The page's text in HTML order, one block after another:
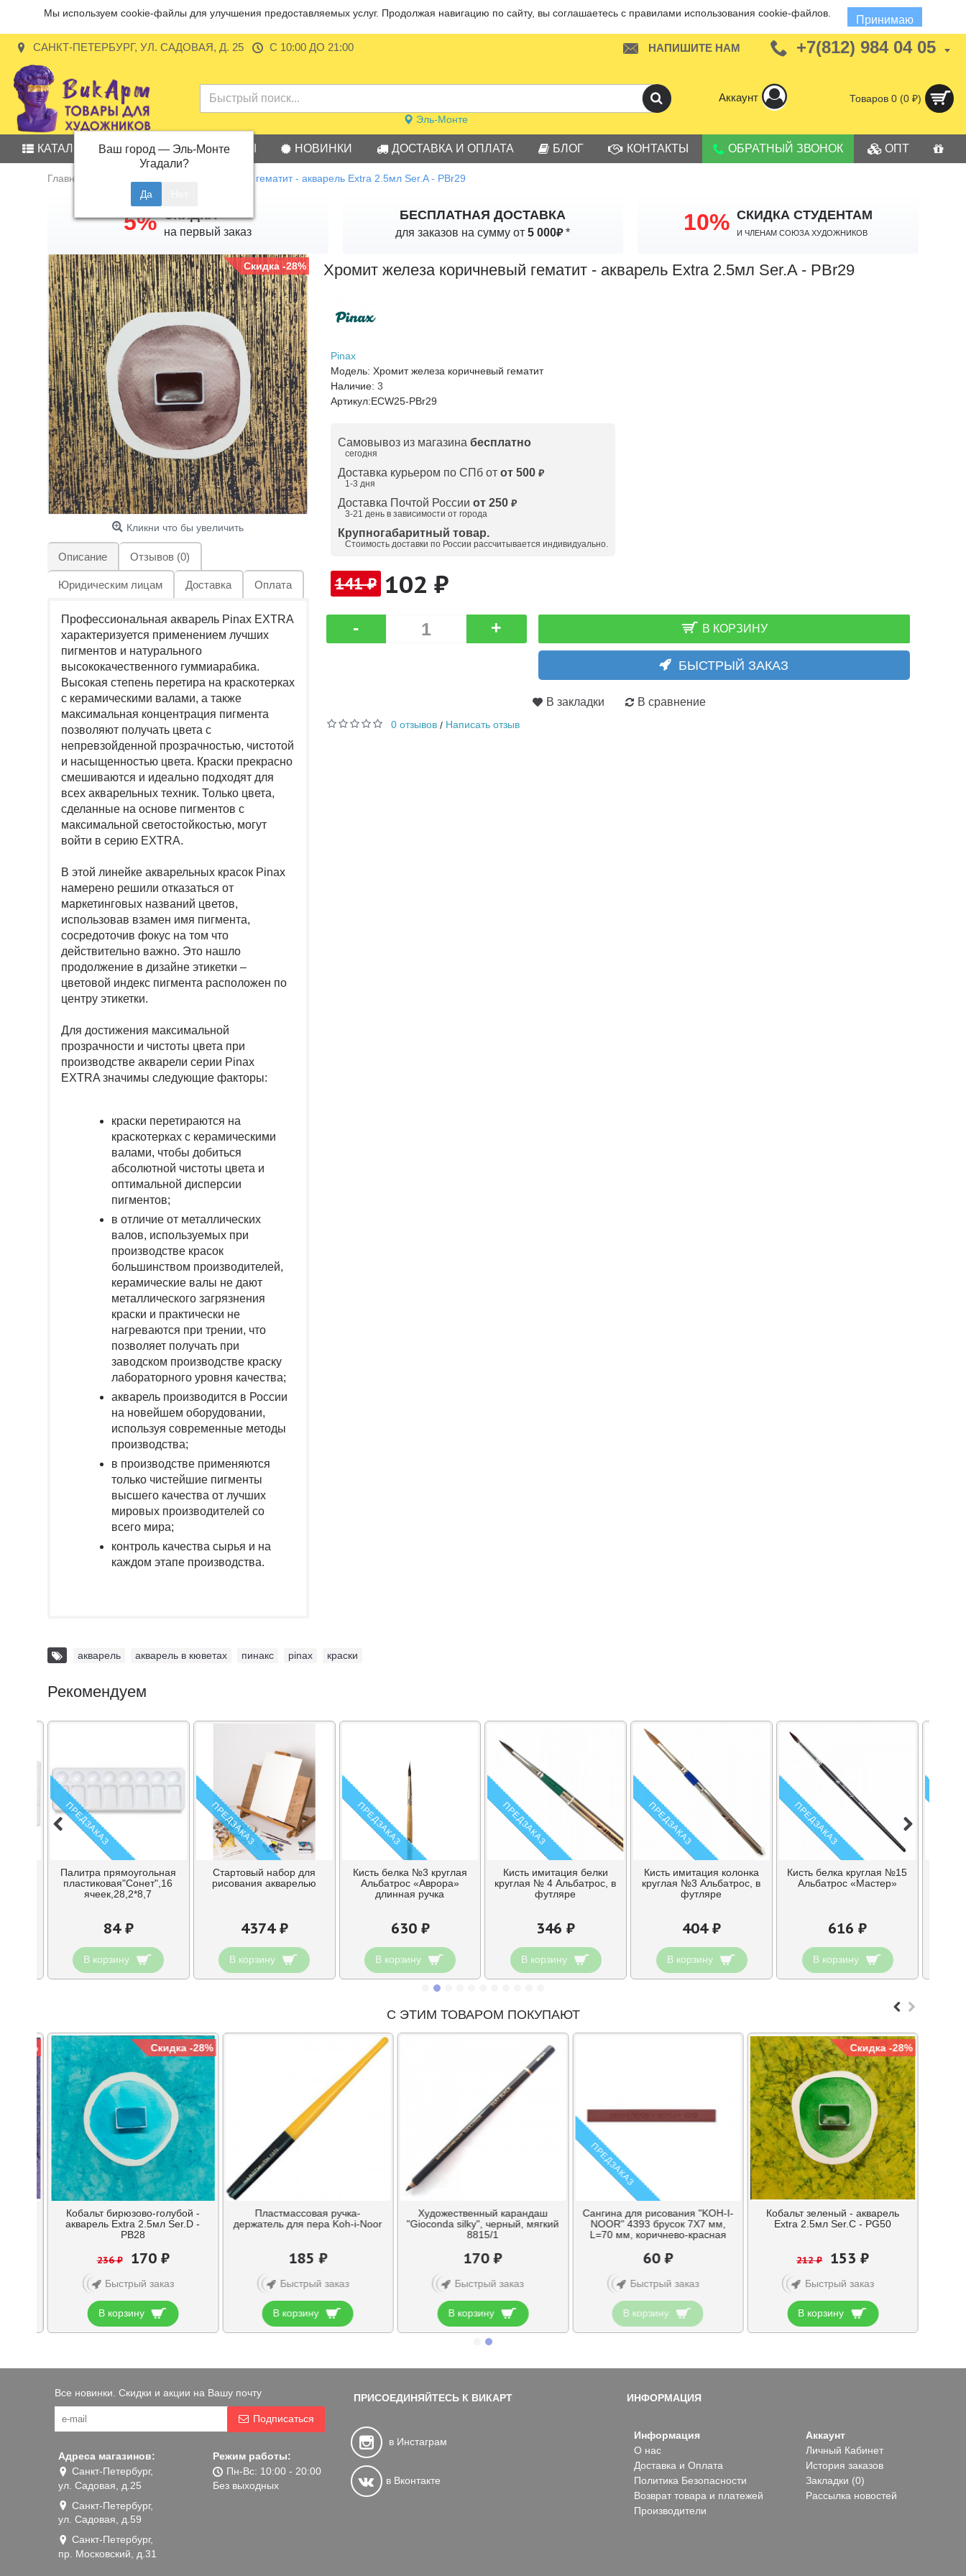
Мы используем cookie-файлы для улучшения предоставляемых услуг. Продолжая навигацию по сайту, вы соглашаетесь с правилами использования cookie-файлов.
Принимаю
САНКТ-ПЕТЕРБУРГ, УЛ. САДОВАЯ, Д. 25 С 10:00 ДО 21:00 НАПИШИТЕ НАМ +7(812) 984 04 05
Эль-Монте
Ваш город — Эль-Монте
Угадали?
Аккаунт Товаров 0 (0 ₽)
КАТАЛОГ АКЦИИ БРЕНДЫ НОВИНКИ ДОСТАВКА И ОПЛАТА БЛОГ КОНТАКТЫ ОБРАТНЫЙ ЗВОНОК ОПТ
Главная Хромит железа коричневый гематит - акварель Extra 2.5мл Ser.A - PBr29
5% СКИДКА
на первый заказ
БЕСПЛАТНАЯ ДОСТАВКА
для заказов на сумму от5 000₽* 10% СКИДКА СТУДЕНТАМ
И членам Союза Художников
Скидка -28%
Кликни что бы увеличить
Описание Отзывов (0)
Юридическим лицам Доставка Оплата
Профессиональная акварель Pinax EXTRA
характеризуется применением лучших
пигментов и натурального
высококачественного гуммиарабика.
Высокая степень перетира на краскотерках
с керамическими валами, а также
максимальная концентрация пигмента
позволяют получать цвета с
непревзойденной прозрачностью, чистотой
и насыщенностью цвета. Краски прекрасно
смешиваются и идеально подходят для
всех акварельных техник. Только цвета,
сделанные на основе пигментов с
максимальной светостойкостью, могут
войти в серию EXTRA.
В этой линейке акварельных красок Pinax
намерено решили отказаться от
маркетинговых названий цветов,
использовав взамен имя пигмента,
сосредоточив фокус на том что
действительно важно. Это нашло
продолжение в дизайне этикетки –
цветовой индекс пигмента расположен по
центру этикетки.
Для достижения максимальной
прозрачности и чистоты цвета при
производстве акварели серии Pinax
EXTRA значимы следующие факторы:
краски перетираются на
краскотерках с керамическими
валами, чтобы добиться
абсолютной чистоты цвета и
оптимальной дисперсии
пигментов;
в отличие от металлических
валов, используемых при
производстве красок
большинством производителей,
керамические валы не дают
металлического загрязнения
краски и практически не
нагреваются при трении, что
позволяет получать при
заводском производстве краску
лабораторного уровня качества;
акварель производится в России
на новейшем оборудовании,
используя современные методы
производства;
в производстве применяются
только чистейшие пигменты
высшего качества от лучших
мировых производителей со
всего мира;
контроль качества сырья и на
каждом этапе производства.
Хромит железа коричневый гематит - акварель Extra 2.5мл Ser.A - PBr29
Pinax
Модель: Хромит железа коричневый гематит
Наличие: 3
Артикул:ECW25-PBr29
Самовывоз из магазина бесплатно
сегодня
Доставка курьером по СПб от от 500 ₽
1-3 дня
Доставка Почтой России от 250 ₽
3-21 день в зависимости от города
Крупногабаритный товар.
Стоимость доставки по России рассчитывается индивидуально.
141 ₽ 102 ₽
- + В КОРЗИНУ
БЫСТРЫЙ ЗАКАЗ
В закладки В сравнение
0 отзывов/ Написать отзыв
акварель акварель в кюветах пинакс pinax краски
Рекомендуем
ПРЕДЗАКАЗ
Палитра прямоугольная
пластиковая"Сонет",16
ячеек,28,2*8,7
84 ₽
В корзину
ПРЕДЗАКАЗ
Стартовый набор для
рисования акварелью
4374 ₽
В корзину
ПРЕДЗАКАЗ
Кисть белка №3 круглая
Альбатрос «Аврора»
длинная ручка
630 ₽
В корзину
ПРЕДЗАКАЗ
Кисть имитация белки
круглая № 4 Альбатрос, в
футляре
346 ₽
В корзину
ПРЕДЗАКАЗ
Кисть имитация колонка
круглая №3 Альбатрос, в
футляре
404 ₽
В корзину
ПРЕДЗАКАЗ
Кисть белка круглая №15
Альбатрос «Мастер»
616 ₽
В корзину
С ЭТИМ ТОВАРОМ ПОКУПАЮТ
-28% Скидка -28%
Кобальт бирюзово-голубой -
акварель Extra 2.5мл Ser.D -
PB28
236 ₽ 170 ₽
Быстрый заказ
В корзину
Пластмассовая ручка-
держатель для пера Koh-i-Noor
185 ₽
Быстрый заказ
В корзину
Художественный карандаш
"Gioconda silky", черный, мягкий
8815/1
170 ₽
Быстрый заказ
В корзину
ПРЕДЗАКАЗ
Сангина для рисования "KOH-I-
NOOR" 4393 брусок 7Х7 мм,
L=70 мм, коричнево-красная
60 ₽
Быстрый заказ
В корзину
Скидка -28%
Кобальт зеленый - акварель
Extra 2.5мл Ser.C - PG50
212 ₽ 153 ₽
Быстрый заказ
В корзину
Все новинки. Скидки и акции на Вашу почту
Подписаться
Адреса магазинов:
Санкт-Петербург,
ул. Садовая, д.25
Санкт-Петербург,
ул. Садовая, д.59
Санкт-Петербург,
пр. Московский, д.31
Режим работы:
Пн-Вс: 10:00 - 20:00
Без выходных
ПРИСОЕДИНЯЙТЕСЬ К ВИКАРТ
в Инстаграм
в Вконтакте
ИНФОРМАЦИЯ
Информация
О нас
Доставка и Оплата
Политика Безопасности
Возврат товара и платежей
Производители
Аккаунт
Личный Кабинет
История заказов
Закладки (0)
Рассылка новостей